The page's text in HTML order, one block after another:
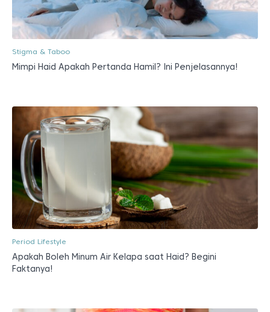
Stigma & Taboo
Mimpi Haid Apakah Pertanda Hamil? Ini Penjelasannya!
Period Lifestyle
Apakah Boleh Minum Air Kelapa saat Haid? Begini
Faktanya!